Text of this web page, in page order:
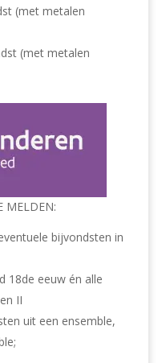
(met metalen
(met metalen
MELDEN:
bijvondsten in
18de eeuw én alle
II
uit een ensemble,